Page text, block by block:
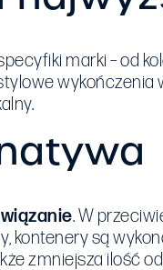
marki – od
. W
są
zmniejsza ilość